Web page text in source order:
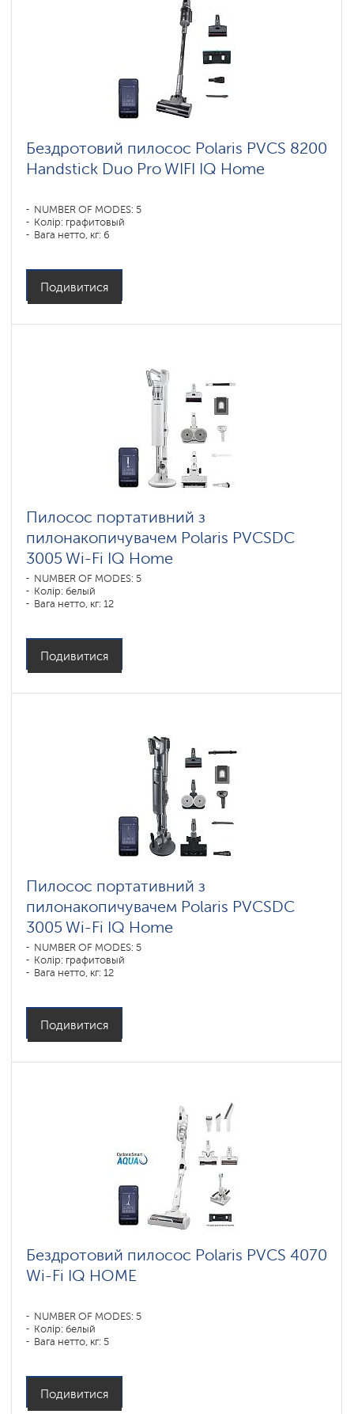
Бездротовий пилосос Polaris PVCS 8200
Handstick Duo Pro WIFI IQ Home
NUMBER OF MODES: 5
Колір: графитовый
Вага нетто, кг: 6
Подивитися
Пилосос портативний з
пилонакопичувачем Polaris PVCSDC
3005 Wi-Fi IQ Home
NUMBER OF MODES: 5
Колір: белый
Вага нетто, кг: 12
Подивитися
Пилосос портативний з
пилонакопичувачем Polaris PVCSDC
3005 Wi-Fi IQ Home
NUMBER OF MODES: 5
Колір: графитовый
Вага нетто, кг: 12
Подивитися
Бездротовий пилосос Polaris PVCS 4070
Wi-Fi IQ HOME
NUMBER OF MODES: 5
Колір: белый
Вага нетто, кг: 5
Подивитися